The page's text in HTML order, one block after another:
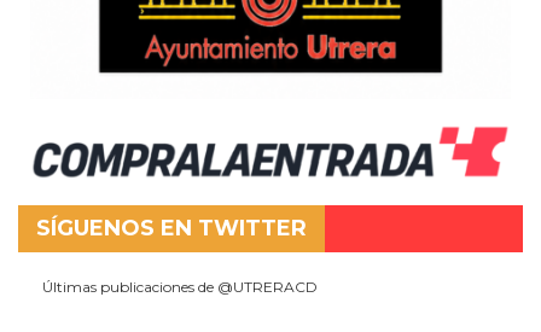
SÍGUENOS EN TWITTER
Últimas publicaciones de @UTRERACD